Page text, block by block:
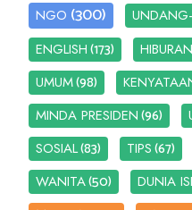
NGO (300)
ENGLISH(173) HIBURAN
UMUM(98)
MINDA PRESIDEN(96)
SOSIAL(83) TIPS(67)
WANITA(50) DUNIA